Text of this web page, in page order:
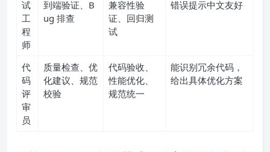
测
试
工
程
用例设计、端
到端验证、B
功能测试、
兼容性验
证、回归测
会自动截图留证，
代
码
评
审
质量检查、优
化建议、规范
代码验收、
性能优化、
能识别冗余代码，